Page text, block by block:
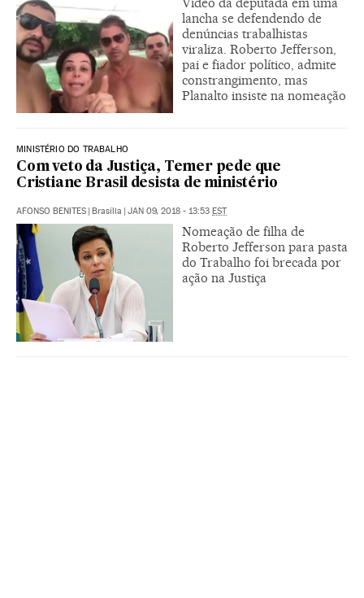
lancha se defendendo de
denúncias trabalhistas
viraliza. Roberto Jefferson,
pai e fiador político, admite
constrangimento, mas
Planalto insiste na nomeação
MINISTÉRIO DO TRABALHO
Com veto da Justiça, Temer pede que
Cristiane Brasil desista de ministério
AFONSO BENITES | Brasília | JAN 09, 2018 - 13:53 EST
Nomeação de filha de
Roberto Jefferson para pasta
do Trabalho foi brecada por
ação na Justiça